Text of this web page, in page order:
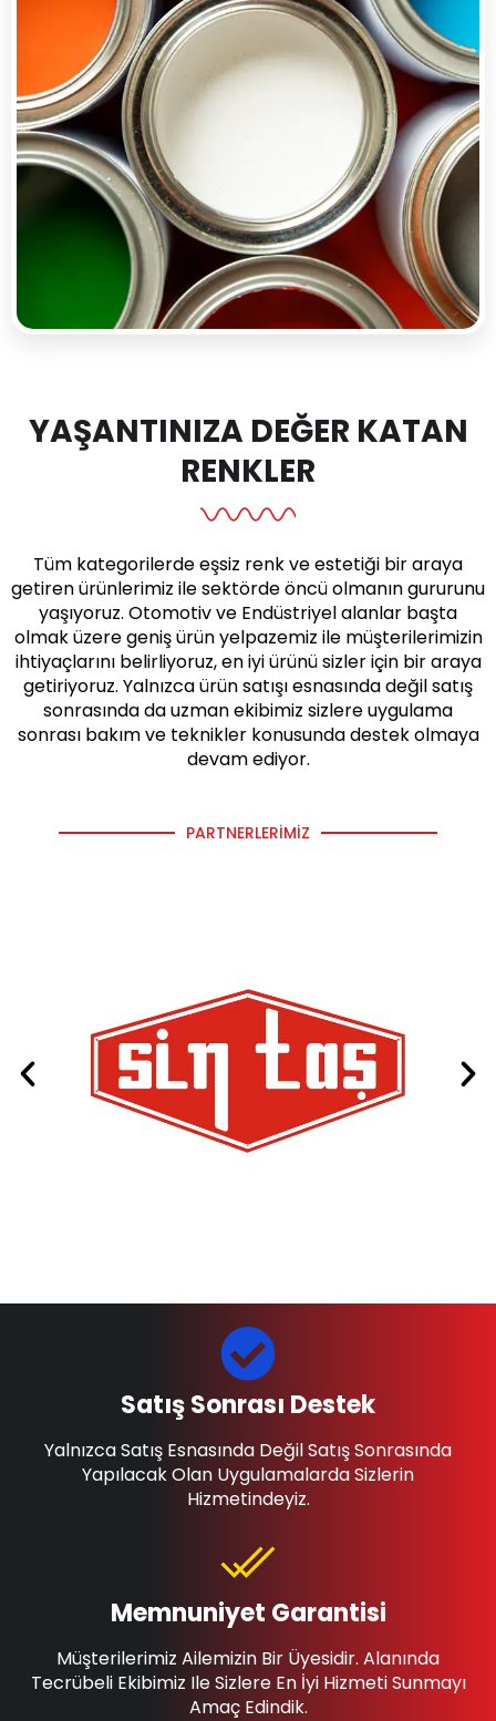
YAŞANTINIZA DEĞER KATAN
RENKLER
Tüm kategorilerde eşsiz renk ve estetiği bir araya
getiren ürünlerimiz ile sektörde öncü olmanın gururunu
yaşıyoruz. Otomotiv ve Endüstriyel alanlar başta
olmak üzere geniş ürün yelpazemiz ile müşterilerimizin
ihtiyaçlarını belirliyoruz, en iyi ürünü sizler için bir araya
getiriyoruz. Yalnızca ürün satışı esnasında değil satış
sonrasında da uzman ekibimiz sizlere uygulama
sonrası bakım ve teknikler konusunda destek olmaya
devam ediyor.
PARTNERLERIMIZ
Memnuniyet Garantisi
Müşterilerimiz Ailemizin Bir Üyesidir. Alanında
Tecrübeli Ekibimiz Ile Sizlere En İyi Hizmeti Sunmayı
Amaç Edindik.
Satış Sonrası Destek
Yalnızca Satış Esnasında Değil Satış Sonrasında
Yapılacak Olan Uygulamalarda Sizlerin
Hizmetindeyiz.